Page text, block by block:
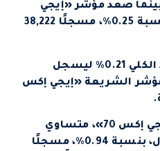
نقطة، بينما صعد مؤشر «إيجي
إكس 30» محدد الأوزان، بنسبة 0.25%، مسجلًا 38,222
وزاد مؤشر البورصة للعائد الكلي 0.21% ليسجل
مؤشر الشريعة «إيجي إكس
وارتفع مؤشر البورصة «إيجي إكس 70»، متساوي
الأوزان، خلال جلسة التداول، بنسبة 0.94%، مسجلًا